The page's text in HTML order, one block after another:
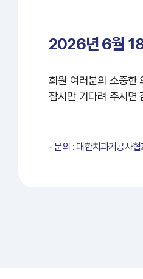
2026년 6월
회원 여러분의 소중한
잠시만 기다려 주시면
- 문의 : 대한치과기공사